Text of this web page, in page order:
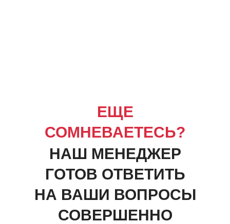
ЕЩЕ
СОМНЕВАЕТЕСЬ?
НАШ МЕНЕДЖЕР
ГОТОВ ОТВЕТИТЬ
НА ВАШИ ВОПРОСЫ
СОВЕРШЕННО